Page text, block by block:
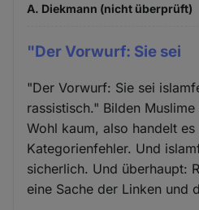
A. Diekmann (nicht überprüft)
"Der Vorwurf: Sie sei
"Der Vorwurf: Sie sei
rassistisch." Bilden Muslime
Wohl kaum, also handelt
Kategorienfehler. Und
sicherlich. Und überhaupt:
eine Sache der Linken und